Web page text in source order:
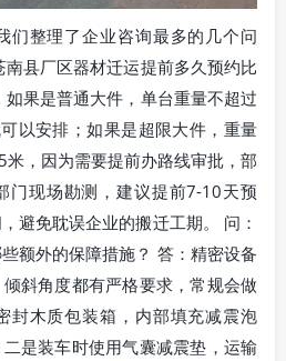
们整理了企业咨询最多的几个问
县厂区器材迁运提前多久预约比
果是普通大件，单台重量不超过
以安排；如果是超限大件，重量
，因为需要提前办路线审批，部
门现场勘测，建议提前7-10天预
避免耽误企业的搬迁工期。 问：
额外的保障措施？ 答：精密设备
斜角度都有严格要求，常规会做
封木质包装箱，内部填充减震泡
是装车时使用气囊减震垫，运输